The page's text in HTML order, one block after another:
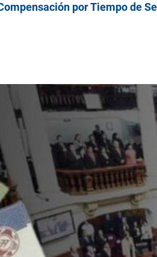
por Tiempo de